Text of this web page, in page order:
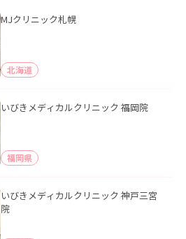
MJクリニック札幌
北海道
いびきメディカルクリニック 福岡院
福岡県
いびきメディカルクリニック 神戸三宮
院